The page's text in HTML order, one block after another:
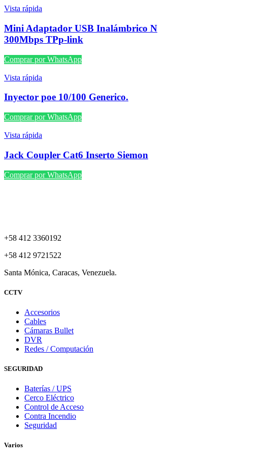
Vista rápida
Mini Adaptador USB Inalámbrico N
300Mbps TPp-link
Comprar por WhatsApp
Vista rápida
Inyector poe 10/100 Generico.
Comprar por WhatsApp
Vista rápida
Jack Coupler Cat6 Inserto Siemon
Comprar por WhatsApp
+58 412 3360192
+58 412 9721522
Santa Mónica, Caracas, Venezuela.
CCTV
Accesorios
Cables
Cámaras Bullet
DVR
Redes / Computación
SEGURIDAD
Baterías / UPS
Cerco Eléctrico
Control de Acceso
Contra Incendio
Seguridad
Varios